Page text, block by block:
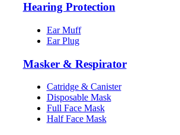
Hearing Protection
Ear Muff
Ear Plug
Masker & Respirator
Catridge & Canister
Disposable Mask
Full Face Mask
Half Face Mask